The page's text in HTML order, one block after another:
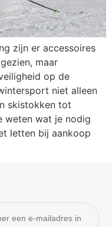
zijn er accessoires
maar
op de
niet alleen
skistokken tot
weten wat je nodig
letten bij aankoop